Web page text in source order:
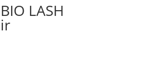
LASH